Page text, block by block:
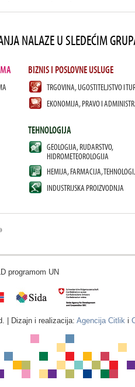
NALAZE U SLEDEĆIM
BIZNIS I POSLOVNE USLUGE
TRGOVINA, UGOSTITELJSTVO I
EKONOMIJA, PRAVO I
TEHNOLOGIJA
GEOLOGIJA, RUDARSTVO,
HIDROMETEOROLOGIJA
HEMIJA, FARMACIJA,
INDUSTRIJSKA PROIZVODNJA
programom UN
| Dizajn i realizacija: Agencija Citlik i